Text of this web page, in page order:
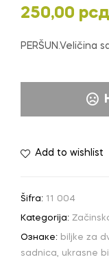
250,00 рсд
PERŠUN.Veličina
Add to wishlist
Šifra: 11 004
Kategorija:
Ознаке: biljke za
sadnica, ukrasne